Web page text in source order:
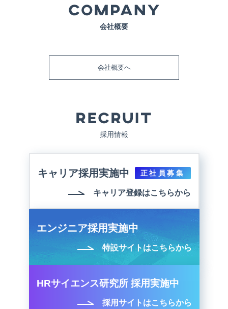
会社概要
会社概要へ
採用情報
キャリア採用実施中 正社員募集
キャリア登録はこちらから
エンジニア採用実施中
特設サイトはこちらから
HRサイエンス研究所 採用実施中
採用サイトはこちらから